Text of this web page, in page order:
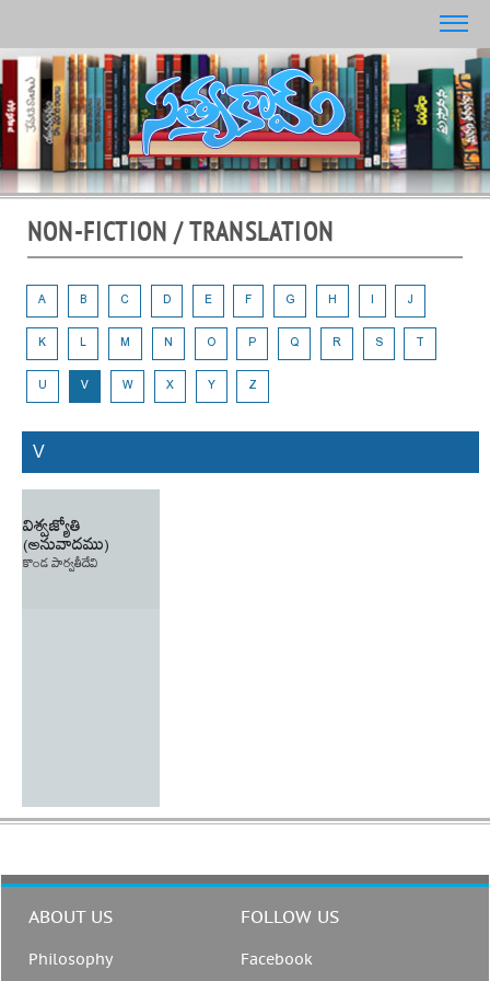
NON-FICTION / TRANSLATION
A B C D E F G H I J
K L M N O P Q R S T
U V W X Y Z
V
విశ్వజ్యోతి
(అనువాదము)
కొండ పార్వతీదేవి
ABOUT US
Philosophy
FOLLOW US
Facebook